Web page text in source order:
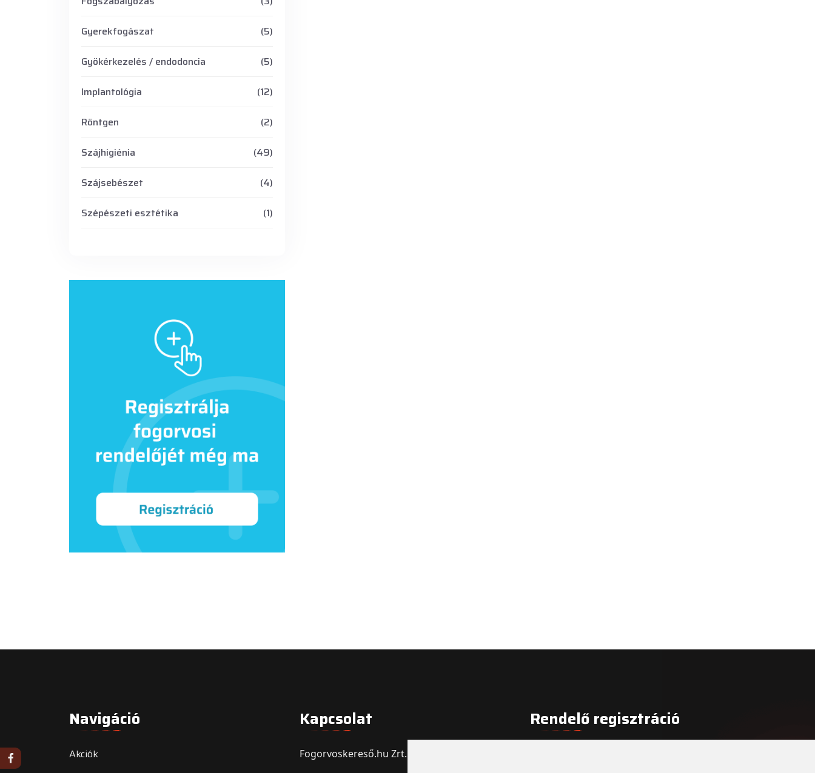
Gyerekfogászat
(5)
Gyökérkezelés / endodoncia
(5)
Implantológia
(12)
Röntgen
(2)
Szájhigiénia
(49)
Szájsebészet
(4)
Szépészeti esztétika
(1)
Navigáció
Akciók
Kapcsolat
Fogorvoskereső.hu Zrt.
Rendelő regisztráció